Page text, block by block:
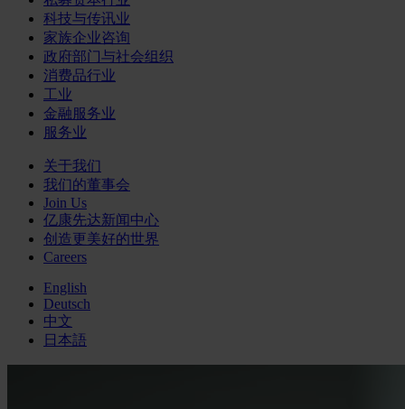
科技与传讯业
家族企业咨询
政府部门与社会组织
消费品行业
工业
金融服务业
服务业
关于我们
我们的董事会
Join Us
亿康先达新闻中心
创造更美好的世界
Careers
English
Deutsch
中文
日本語